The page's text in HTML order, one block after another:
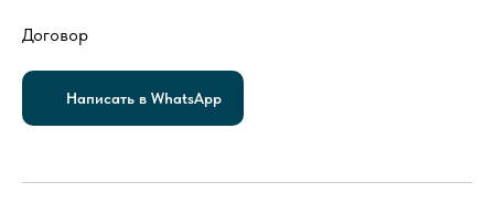
Договор
Написать в WhatsApp